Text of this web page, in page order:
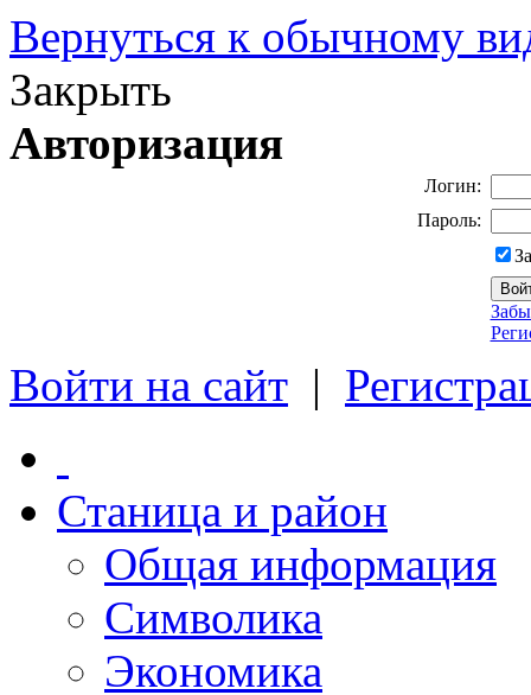
Вернуться к обычному
Закрыть
Авторизация
Логин:
Пароль:
Войти на сайт |
Станица и район
Общая информация
Символика
Экономика